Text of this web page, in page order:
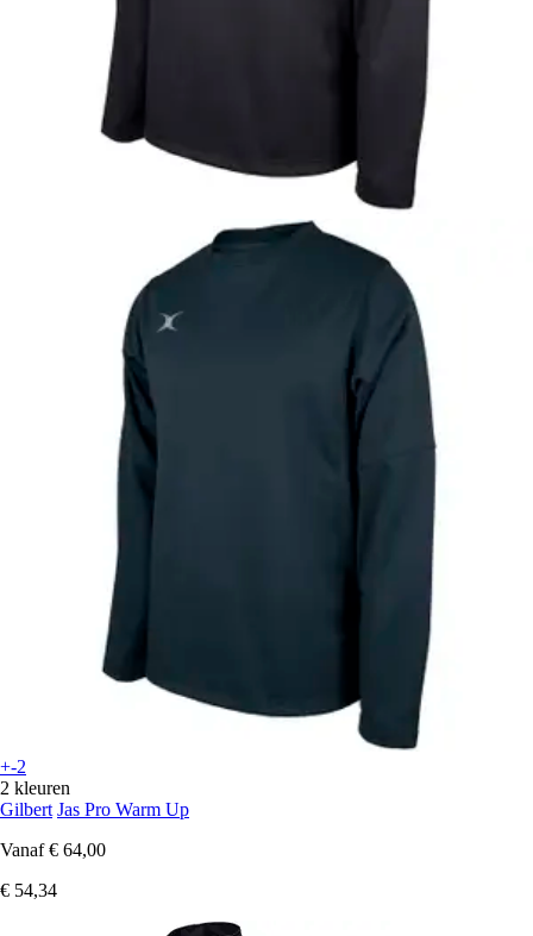
+-2
2 kleuren
Gilbert Jas Pro Warm Up
Vanaf € 64,00
€ 54,34